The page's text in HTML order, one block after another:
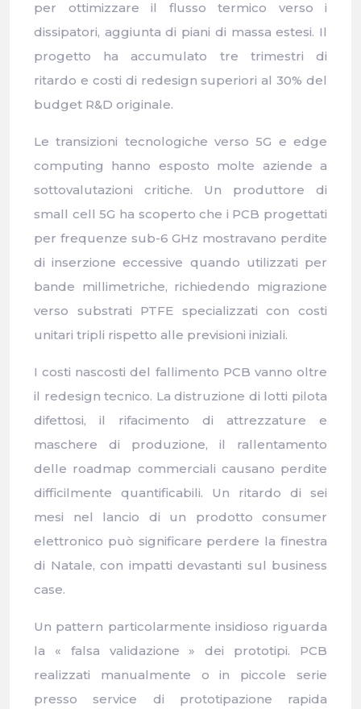
per ottimizzare il flusso termico verso i
dissipatori, aggiunta di piani di massa estesi. Il
progetto ha accumulato tre trimestri di
ritardo e costi di redesign superiori al 30% del
budget R&D originale.
Le transizioni tecnologiche verso 5G e edge
computing hanno esposto molte aziende a
sottovalutazioni critiche. Un produttore di
small cell 5G ha scoperto che i PCB progettati
per frequenze sub-6 GHz mostravano perdite
di inserzione eccessive quando utilizzati per
bande millimetriche, richiedendo migrazione
verso substrati PTFE specializzati con costi
unitari tripli rispetto alle previsioni iniziali.
I costi nascosti del fallimento PCB vanno oltre
il redesign tecnico. La distruzione di lotti pilota
difettosi, il rifacimento di attrezzature e
maschere di produzione, il rallentamento
delle roadmap commerciali causano perdite
difficilmente quantificabili. Un ritardo di sei
mesi nel lancio di un prodotto consumer
elettronico può significare perdere la finestra
di Natale, con impatti devastanti sul business
case.
Un pattern particolarmente insidioso riguarda
la « falsa validazione » dei prototipi. PCB
realizzati manualmente o in piccole serie
presso service di prototipazione rapida